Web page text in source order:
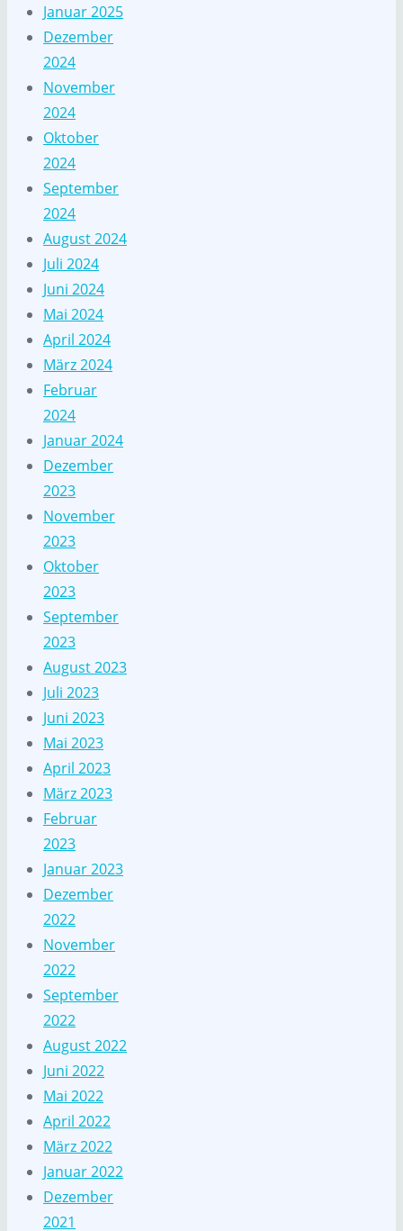
Januar 2025
Dezember
2024
November
2024
Oktober
2024
September
2024
August 2024
Juli 2024
Juni 2024
Mai 2024
April 2024
März 2024
Februar
2024
Januar 2024
Dezember
2023
November
2023
Oktober
2023
September
2023
August 2023
Juli 2023
Juni 2023
Mai 2023
April 2023
März 2023
Februar
2023
Januar 2023
Dezember
2022
November
2022
September
2022
August 2022
Juni 2022
Mai 2022
April 2022
März 2022
Januar 2022
Dezember
2021